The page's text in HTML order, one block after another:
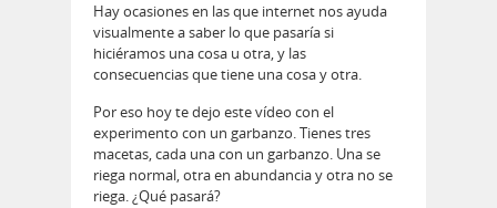
Hay ocasiones en las que internet nos ayuda
visualmente a saber lo que pasaría si
hiciéramos una cosa u otra, y las
consecuencias que tiene una cosa y otra.
Por eso hoy te dejo este vídeo con el
experimento con un garbanzo. Tienes tres
macetas, cada una con un garbanzo. Una se
riega normal, otra en abundancia y otra no se
riega. ¿Qué pasará?